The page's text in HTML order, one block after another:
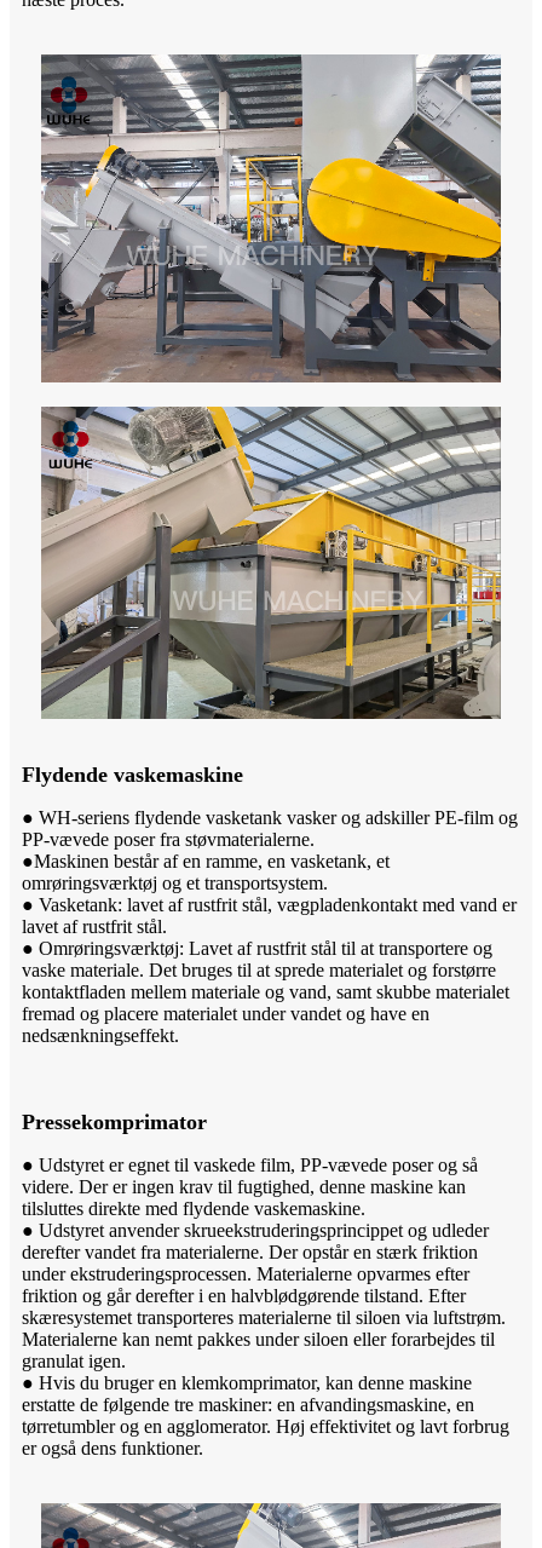
Flydende vaskemaskine
● WH-seriens flydende vasketank vasker og adskiller PE-film og
PP-vævede poser fra støvmaterialerne.
●Maskinen består af en ramme, en vasketank, et
omrøringsværktøj og et transportsystem.
● Vasketank: lavet af rustfrit stål, vægpladenkontakt med vand er
lavet af rustfrit stål.
● Omrøringsværktøj: Lavet af rustfrit stål til at transportere og
vaske materiale. Det bruges til at sprede materialet og forstørre
kontaktfladen mellem materiale og vand, samt skubbe materialet
fremad og placere materialet under vandet og have en
nedsænkningseffekt.
Pressekomprimator
● Udstyret er egnet til vaskede film, PP-vævede poser og så
videre. Der er ingen krav til fugtighed, denne maskine kan
tilsluttes direkte med flydende vaskemaskine.
● Udstyret anvender skrueekstruderingsprincippet og udleder
derefter vandet fra materialerne. Der opstår en stærk friktion
under ekstruderingsprocessen. Materialerne opvarmes efter
friktion og går derefter i en halvblødgørende tilstand. Efter
skæresystemet transporteres materialerne til siloen via luftstrøm.
Materialerne kan nemt pakkes under siloen eller forarbejdes til
granulat igen.
● Hvis du bruger en klemkomprimator, kan denne maskine
erstatte de følgende tre maskiner: en afvandingsmaskine, en
tørretumbler og en agglomerator. Høj effektivitet og lavt forbrug
er også dens funktioner.